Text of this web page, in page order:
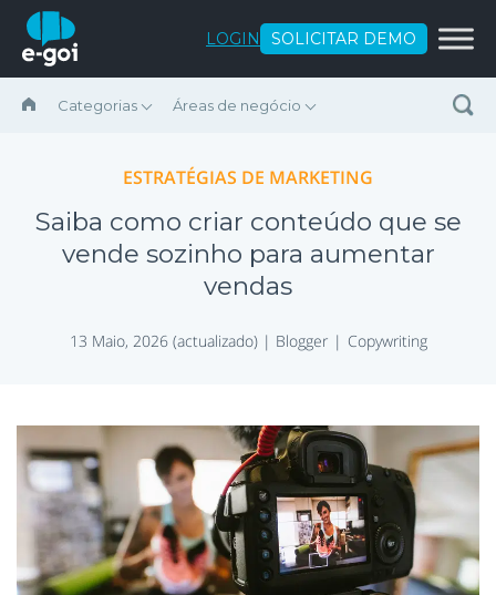
Ir para o conteúdo
LOGIN SOLICITAR DEMO
Categorias Áreas de negócio
ESTRATÉGIAS DE MARKETING
Saiba como criar conteúdo que se
vende sozinho para aumentar
vendas
13 Maio, 2026 (actualizado) | Blogger Copywriting